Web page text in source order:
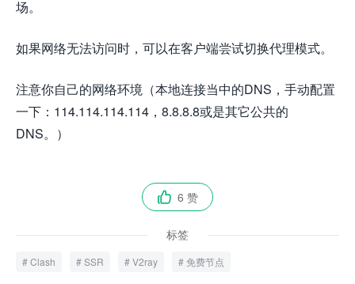
场。
如果网络无法访问时，可以在客户端尝试切换代理模式。
注意你自己的网络环境（本地连接当中的DNS，手动配置
一下：114.114.114.114，8.8.8.8或是其它公共的
DNS。）
 6 赞
标签
Clash SSR V2ray 免费节点